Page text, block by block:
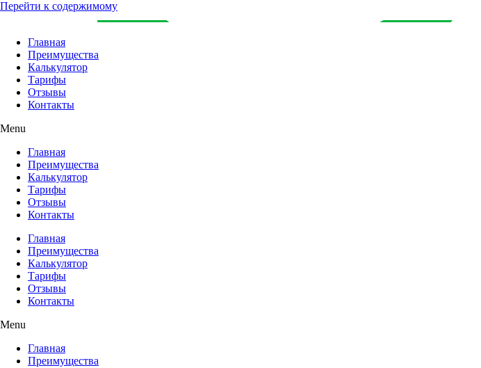
Перейти к содержимому
Главная
Преимущества
Калькулятор
Тарифы
Отзывы
Контакты
Menu
Главная
Преимущества
Калькулятор
Тарифы
Отзывы
Контакты
Главная
Преимущества
Калькулятор
Тарифы
Отзывы
Контакты
Menu
Главная
Преимущества